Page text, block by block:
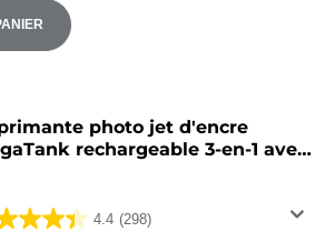
photo jet d'encre
rechargeable 3-en-1 avec
4.4 (298)